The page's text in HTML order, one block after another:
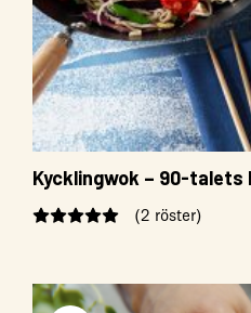
Kycklingwok – 90-
(2 röster)